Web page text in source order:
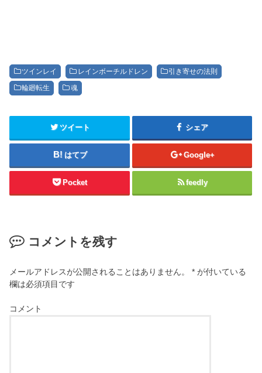
ツインレイ レインボーチルドレン 引き寄せの法則
輪廻転生 魂
ツイート シェア
はてブ Google+
Pocket feedly
コメントを残す
メールアドレスが公開されることはありません。 * が付いている
欄は必須項目です
コメント